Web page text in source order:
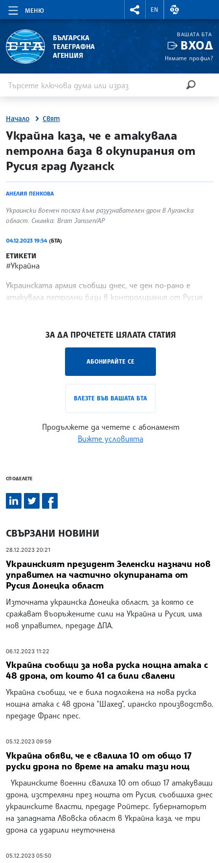
МЕНЮ
RIGHTMENU.SOCIAL
EN
ВАЛУТНИ
БЪЛГАРСКА
ТЕЛЕГРАФНА
АГЕНЦИЯ
ВАШАТА БТА
ВХОД
Нямате профил?
Начало Свят
site.bta
Украйна каза, че е атакувала
петролна база в окупирания от
Русия град Луганск
АНЕЛИЯ ПЕНКОВА
Украински военен посяга към разузнавателен дрон в Луганска
област. Снимка: Bram Janssen/AP
04.12.2023 19:54 (БТА)
ЕТИКЕТИ
#Украйна
Украинската армия съобщи днес, че ден по-рано е
атакувала петролни бази в контролирания от Русия
ЗА ДА ПРОЧЕТЕТЕ ЦЯЛАТА СТАТИЯ
АБОНИРАЙТЕ СЕ
ВЛЕЗТЕ ВЪВ ВАШАТА БТА
Продължете да четете с абонамент
Вижте условията
СПОДЕЛЕТЕ
СВЪРЗАНИ НОВИНИ
28.12.2023 20:21
Украинският президент Зеленски назначи нов
управител на частично окупираната от
Русия Донецка област
Източната украинска Донецка област, за която се
сражават въоръжените сили на Украйна и Русия, има
нов управител, предаде ДПА.
06.12.2023 11:22
Украйна съобщи за нова руска нощна атака с
48 дрона, от които 41 са били свалени
Украйна съобщи, че е била подложена на нова руска
нощна атака с 48 дрона "Шахед", иранско производство,
предаде Франс прес.
05.12.2023 09:59
Украйна обяви, че е свалила 10 от общо 17
руски дрона по време на атаки тази нощ
Украинските военни свалиха 10 от общо 17 атакуващи
дрона, изстреляни през нощта от Русия, съобщиха днес
украинските власти, предаде Ройтерс. Губернаторът
на западната Лвовска област в Украйна каза, че три
дрона са ударили неуточнена
05.12.2023 05:50